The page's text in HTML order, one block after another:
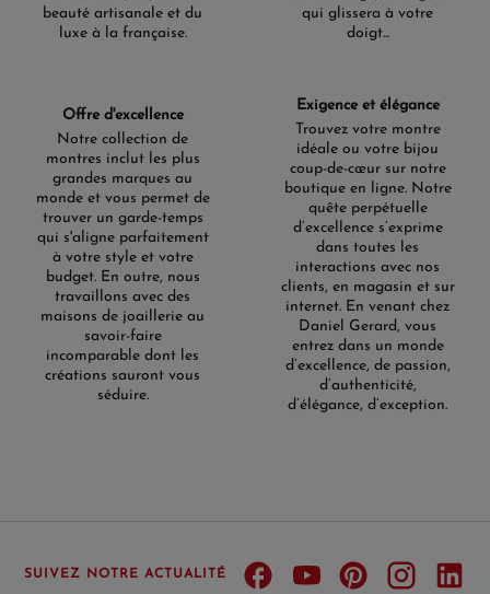
beauté artisanale et du
luxe à la française.
qui glissera à votre
doigt...
Offre d'excellence
Notre collection de
montres inclut les plus
grandes marques au
monde et vous permet de
trouver un garde-temps
qui s'aligne parfaitement
à votre style et votre
budget. En outre, nous
travaillons avec des
maisons de joaillerie au
savoir-faire
incomparable dont les
créations sauront vous
séduire.
Exigence et élégance
Trouvez votre montre
idéale ou votre bijou
coup-de-cœur sur notre
boutique en ligne. Notre
quête perpétuelle
d’excellence s’exprime
dans toutes les
interactions avec nos
clients, en magasin et sur
internet. En venant chez
Daniel Gerard, vous
entrez dans un monde
d’excellence, de passion,
d’authenticité,
d’élégance, d’exception.
SUIVEZ NOTRE ACTUALITÉ